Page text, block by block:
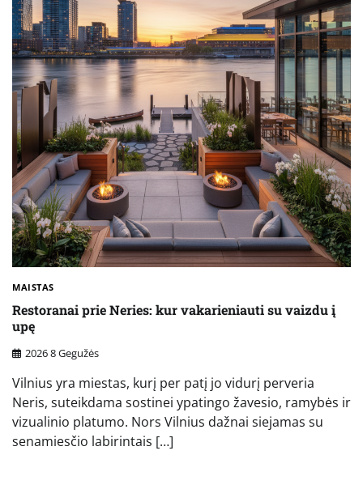
MAISTAS
Restoranai prie Neries: kur vakarieniauti su vaizdu į
upę
2026 8 Gegužės
Vilnius yra miestas, kurį per patį jo vidurį perveria
Neris, suteikdama sostinei ypatingo žavesio, ramybės ir
vizualinio platumo. Nors Vilnius dažnai siejamas su
senamiesčio labirintais […]